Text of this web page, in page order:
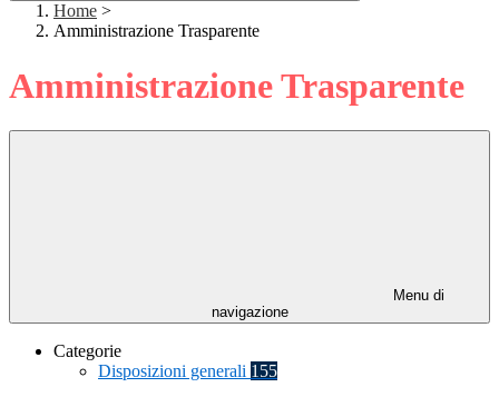
Home >
Amministrazione Trasparente
Amministrazione Trasparente
Menu di
navigazione
Categorie
Disposizioni generali 155